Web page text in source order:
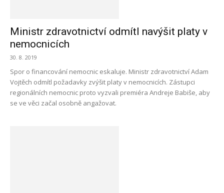
Ministr zdravotnictví odmítl navýšit platy v
nemocnicích
30. 8. 2019
Spor o financování nemocnic eskaluje. Ministr zdravotnictví Adam
Vojtěch odmítl požadavky zvýšit platy v nemocnicích. Zástupci
regionálních nemocnic proto vyzvali premiéra Andreje Babiše, aby
se ve věci začal osobně angažovat.